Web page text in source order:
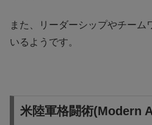
また、リーダーシップやチーム
いるようです。
米陸軍格闘術(Modern